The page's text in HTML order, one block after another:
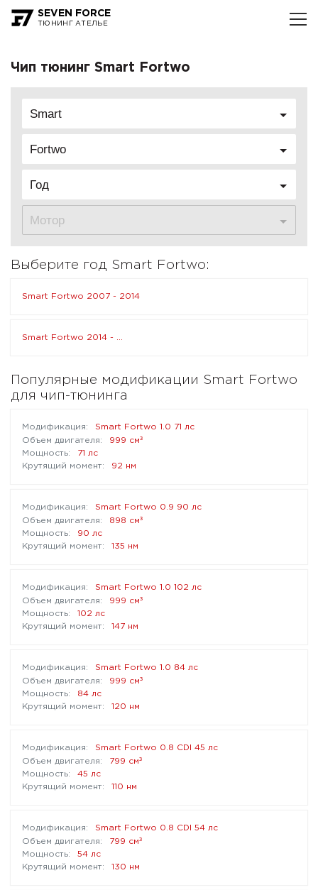
SEVEN FORCE
ТЮНИНГ АТЕЛЬЕ
Чип тюнинг Smart Fortwo
Smart
Fortwo
Год
Мотор
Выберите год Smart Fortwo:
Smart Fortwo 2007 - 2014
Smart Fortwo 2014 - ...
Популярные модификации Smart Fortwo
для чип-тюнинга
Smart Fortwo 1.0 71 лс
999 см³
71 лс
92 нм
Smart Fortwo 0.9 90 лс
898 см³
90 лс
135 нм
Smart Fortwo 1.0 102 лс
999 см³
102 лс
147 нм
Smart Fortwo 1.0 84 лс
999 см³
84 лс
120 нм
Smart Fortwo 0.8 CDI 45 лс
799 см³
45 лс
110 нм
Smart Fortwo 0.8 CDI 54 лс
799 см³
54 лс
130 нм